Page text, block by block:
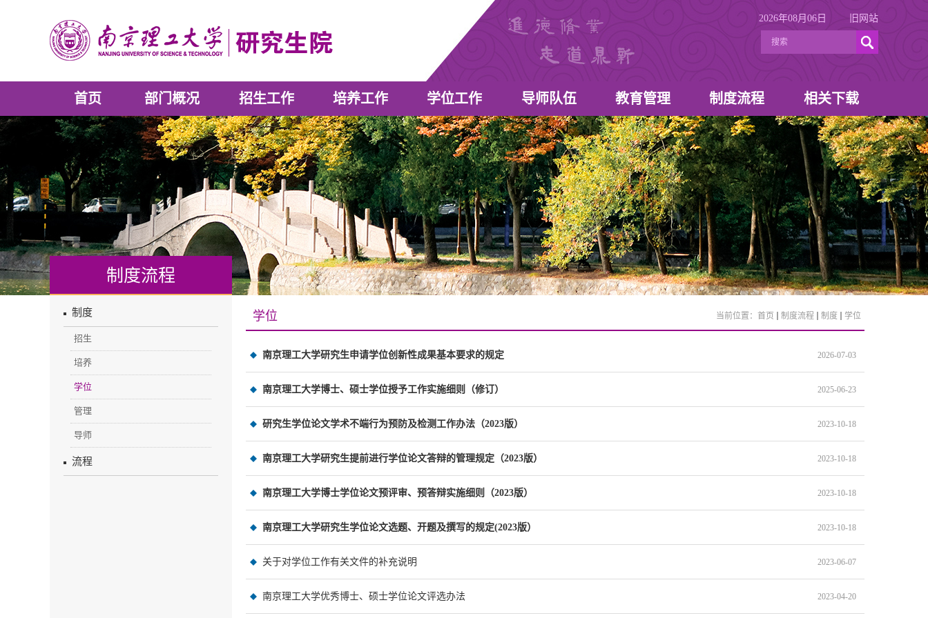
2026年08月06日 旧网站
首页 部门概况 招生工作 培养工作 学位工作 导师队伍 教育管理 制度流程 相关下载
制度流程
制度
招生
培养
学位
管理
导师
流程
学位 当前位置： 首页 制度流程 制度 学位
南京理工大学研究生申请学位创新性成果基本要求的规定 2026-07-03
南京理工大学博士、硕士学位授予工作实施细则（修订） 2025-06-23
研究生学位论文学术不端行为预防及检测工作办法（2023版） 2023-10-18
南京理工大学研究生提前进行学位论文答辩的管理规定（2023版） 2023-10-18
南京理工大学博士学位论文预评审、预答辩实施细则（2023版） 2023-10-18
南京理工大学研究生学位论文选题、开题及撰写的规定(2023版） 2023-10-18
关于对学位工作有关文件的补充说明 2023-06-07
南京理工大学优秀博士、硕士学位论文评选办法 2023-04-20